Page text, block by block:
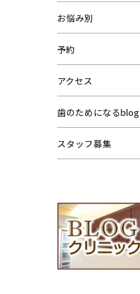
お悩み別
予約
アクセス
歯のためになるblog
スタッフ募集